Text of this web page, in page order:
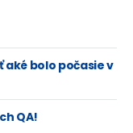
bolo počasie v
QA!